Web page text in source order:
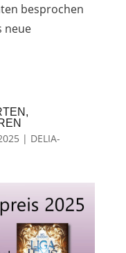
besprochen
neue
D
| DELIA-